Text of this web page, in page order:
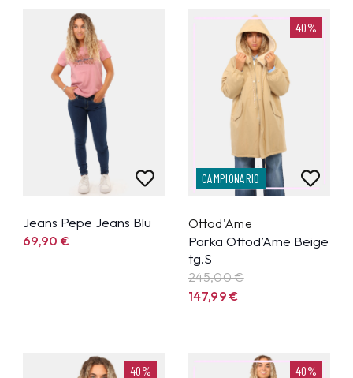
Jeans Pepe Jeans Blu
69,90€
40%
CAMPIONARIO
Ottod'Ame
Parka Ottod’Ame Beige
tg.S
245,00 €
147,99€
40% 40%